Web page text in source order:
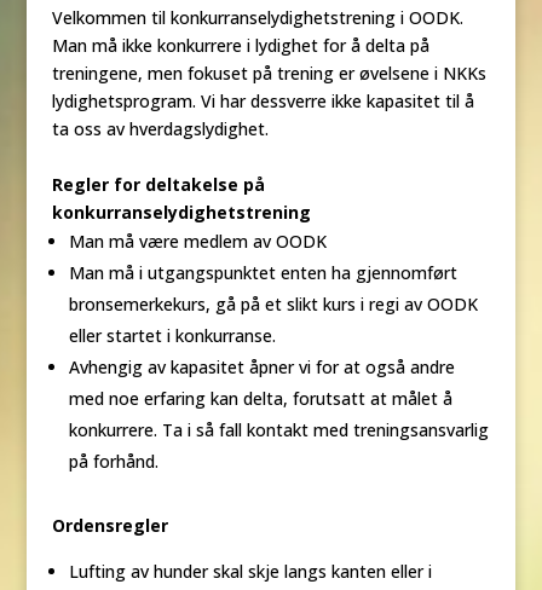
Velkommen til konkurranselydighetstrening i OODK.
Man må ikke konkurrere i lydighet for å delta på
treningene, men fokuset på trening er øvelsene i NKKs
lydighetsprogram. Vi har dessverre ikke kapasitet til å
ta oss av hverdagslydighet.
Regler for deltakelse på
konkurranselydighetstrening
Man må være medlem av OODK
Man må i utgangspunktet enten ha gjennomført
bronsemerkekurs, gå på et slikt kurs i regi av OODK
eller startet i konkurranse.
Avhengig av kapasitet åpner vi for at også andre
med noe erfaring kan delta, forutsatt at målet å
konkurrere. Ta i så fall kontakt med treningsansvarlig
på forhånd.
Ordensregler
Lufting av hunder skal skje langs kanten eller i